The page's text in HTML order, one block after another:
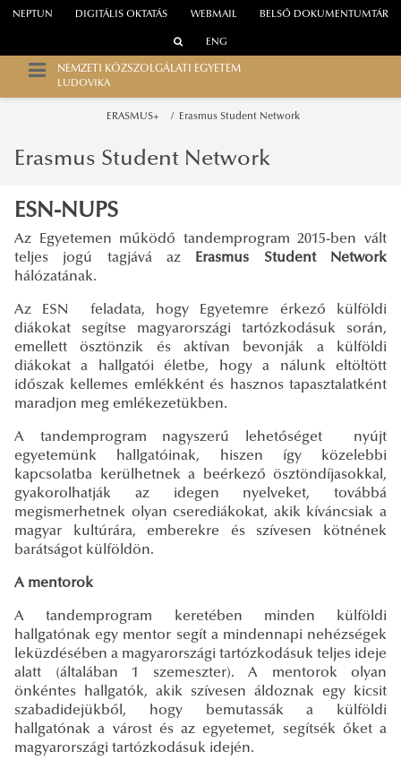
WEBMAIL
NEPTUN DIGITÁLIS OKTATÁS BELSŐ DOKUMENTUMTÁR
ENG
NEMZETI KÖZSZOLGÁLATI EGYETEM
LUDOVIKA
ERASMUS+ Erasmus Student Network
Erasmus Student Network
ESN-NUPS
Az Egyetemen működő tandemprogram 2015-ben vált
teljes jogú tagjává az Erasmus Student Network
hálózatának.
Az ESN feladata, hogy Egyetemre érkező külföldi
diákokat segítse magyarországi tartózkodásuk során,
emellett ösztönzik és aktívan bevonják a külföldi
diákokat a hallgatói életbe, hogy a nálunk eltöltött
időszak kellemes emlékként és hasznos tapasztalatként
maradjon meg emlékezetükben.
A tandemprogram nagyszerű lehetőséget nyújt
egyetemünk hallgatóinak, hiszen így közelebbi
kapcsolatba kerülhetnek a beérkező ösztöndíjasokkal,
gyakorolhatják az idegen nyelveket, továbbá
megismerhetnek olyan cserediákokat, akik kíváncsiak a
magyar kultúrára, emberekre és szívesen kötnének
barátságot külföldön.
A mentorok
A tandemprogram keretében minden külföldi
hallgatónak egy mentor segít a mindennapi nehézségek
leküzdésében a magyarországi tartózkodásuk teljes ideje
alatt (általában 1 szemeszter). A mentorok olyan
önkéntes hallgatók, akik szívesen áldoznak egy kicsit
szabadidejükből, hogy bemutassák a külföldi
hallgatónak a várost és az egyetemet, segítsék őket a
magyarországi tartózkodásuk idején.